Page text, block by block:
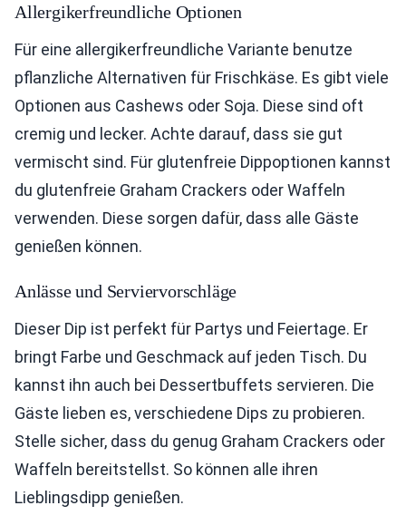
Allergikerfreundliche Optionen
Für eine allergikerfreundliche Variante benutze
pflanzliche Alternativen für Frischkäse. Es gibt viele
Optionen aus Cashews oder Soja. Diese sind oft
cremig und lecker. Achte darauf, dass sie gut
vermischt sind. Für glutenfreie Dippoptionen kannst
du glutenfreie Graham Crackers oder Waffeln
verwenden. Diese sorgen dafür, dass alle Gäste
genießen können.
Anlässe und Serviervorschläge
Dieser Dip ist perfekt für Partys und Feiertage. Er
bringt Farbe und Geschmack auf jeden Tisch. Du
kannst ihn auch bei Dessertbuffets servieren. Die
Gäste lieben es, verschiedene Dips zu probieren.
Stelle sicher, dass du genug Graham Crackers oder
Waffeln bereitstellst. So können alle ihren
Lieblingsdipp genießen.